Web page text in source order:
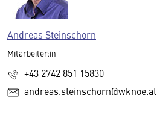
Andreas Steinschorn
Mitarbeiter:in
+43 2742 851 15830
andreas.steinschorn@wknoe.at